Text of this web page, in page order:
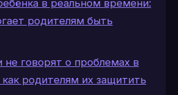
в реальном времени:
родителям быть
говорят о проблемах в
родителям их защитить